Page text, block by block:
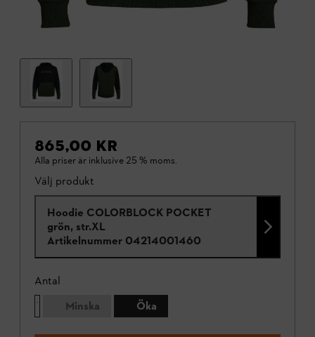
865,00 KR
Alla priser är inklusive 25 % moms.
Välj produkt
Hoodie COLORBLOCK POCKET
grön, str.XL
Artikelnummer 04214001460
Antal
Minska
Öka